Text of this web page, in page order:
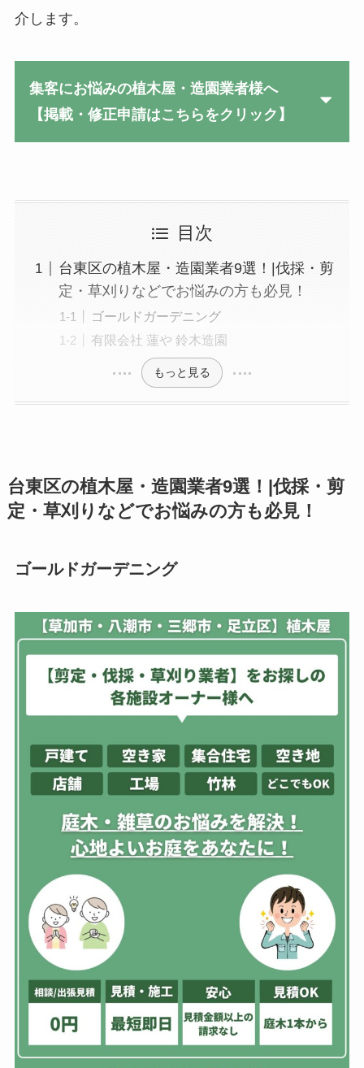
介します。
集客にお悩みの植木屋・造園業者様へ
【掲載・修正申請はこちらをクリック】
目次
台東区の植木屋・造園業者9選！|伐採・剪
定・草刈りなどでお悩みの方も必見！
ゴールドガーデニング
有限会社 蓮や 鈴木造園
もっと見る
台東区の植木屋・造園業者9選！|伐採・剪
定・草刈りなどでお悩みの方も必見！
ゴールドガーデニング